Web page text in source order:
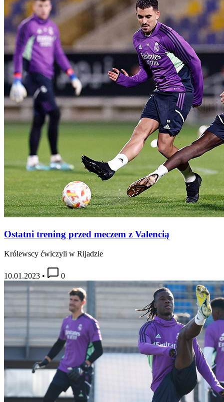
Ostatni trening przed meczem z Valencią
Królewscy ćwiczyli w Rijadzie
10.01.2023 • 0